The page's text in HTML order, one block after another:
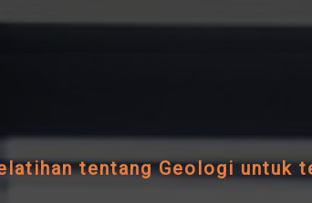
tentang Geologi untuk